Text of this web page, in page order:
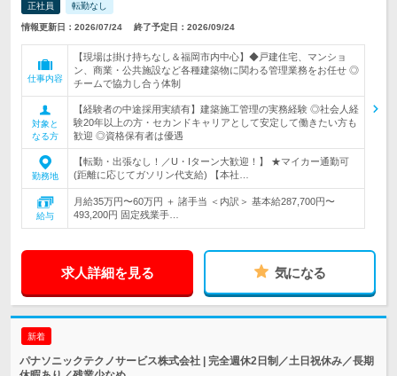
正社員 転勤なし
情報更新日：2026/07/24 終了予定日：2026/09/24
仕事内容
【現場は掛け持ちなし＆福岡市内中心】◆戸建住宅、マンショ
ン、商業・公共施設など各種建築物に関わる管理業務をお任せ ◎
チームで協力し合う体制
対象と
なる方
【経験者の中途採用実績有】建築施工管理の実務経験 ◎社会人経
験20年以上の方・セカンドキャリアとして安定して働きたい方も
歓迎 ◎資格保有者は優遇
勤務地
【転勤・出張なし！／U・Iターン大歓迎！】 ★マイカー通勤可
(距離に応じてガソリン代支給) 【本社…
給与
月給35万円〜60万円 ＋ 諸手当 ＜内訳＞ 基本給287,700円〜
493,200円 固定残業手…
求人詳細を見る 気になる
新着
パナソニックテクノサービス株式会社 | 完全週休2日制／土日祝休み／長期